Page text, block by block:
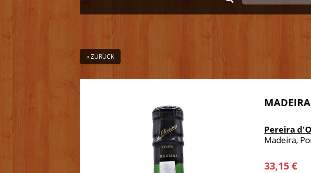
« ZURÜCK
Pereira
Madeira,
33,15 €